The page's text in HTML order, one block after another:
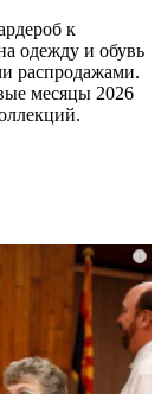
к
одежду и обувь
распродажами.
месяцы 2026
i